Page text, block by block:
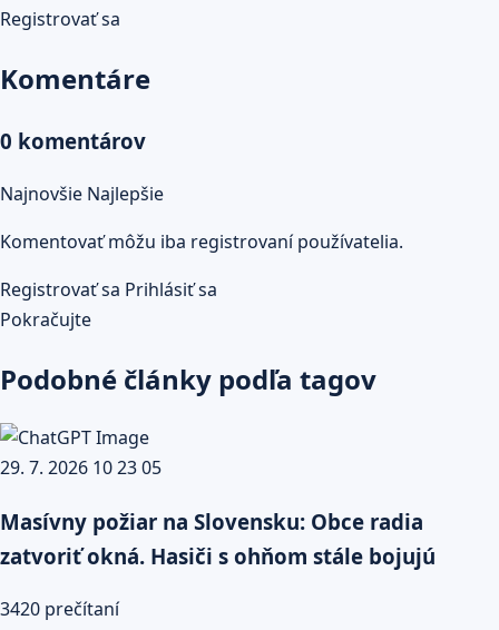
Registrovať sa
Komentáre
0 komentárov
Najnovšie Najlepšie
Komentovať môžu iba registrovaní používatelia.
Registrovať sa Prihlásiť sa
Pokračujte
Podobné články podľa tagov
Masívny požiar na Slovensku: Obce radia
zatvoriť okná. Hasiči s ohňom stále bojujú
3420 prečítaní